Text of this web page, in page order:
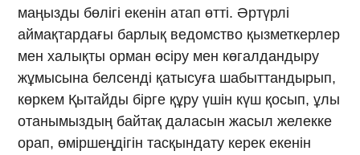
маңызды бөлігі екенін атап өтті. Әртүрлі
аймақтардағы барлық ведомство қызметкерлер
мен халықты орман өсіру мен көгалдандыру
жұмысына белсенді қатысуға шабыттандырып,
көркем Қытайды бірге құру үшін күш қосып, ұлы
отанымыздың байтақ даласын жасыл желекке
орап, өміршеңдігін тасқындату керек екенін